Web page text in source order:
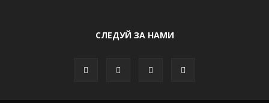
СЛЕДУЙ ЗА НАМИ